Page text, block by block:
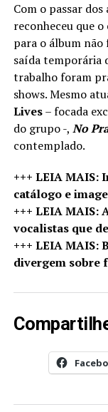
Com o passar
reconheceu que
para o álbum não
saída temporária
trabalho foram
shows. Mesmo
Lives– focada
do grupo -, No
contemplado.
+++ LEIA MAIS:
catálogo e
+++ LEIA MAIS:
vocalistas que
+++ LEIA MAIS:
divergem sobre